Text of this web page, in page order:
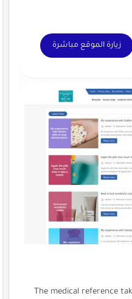
زيارة الموقع مباشرة
The medical reference